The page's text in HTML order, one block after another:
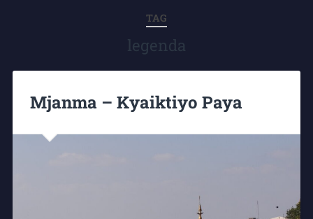
TAG
legenda
Mjanma – Kyaiktiyo Paya